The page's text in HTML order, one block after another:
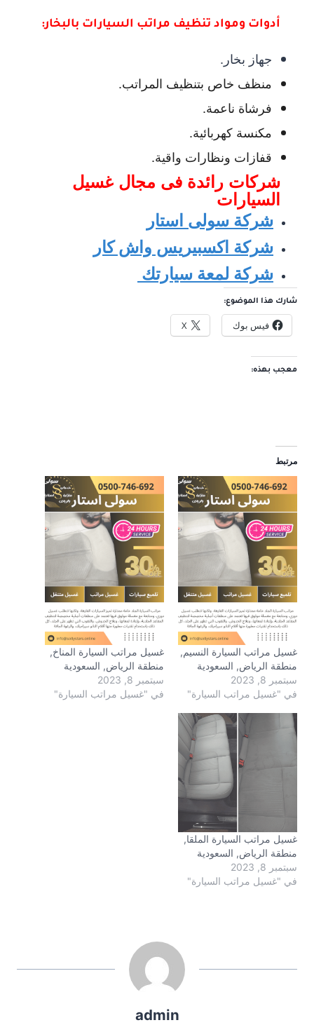
أدوات ومواد تنظيف مراتب السيارات بالبخار:
جهاز بخار.
منظف خاص بتنظيف المراتب.
فرشاة ناعمة.
مكنسة كهربائية.
قفازات ونظارات واقية.
شركات رائدة فى مجال غسيل
السيارات
شركة سولى استار
شركة اكسبيريس واش كار
شركة لمعة سيارتك
شارك هذا الموضوع:
فيس بوك X
معجب بهذه:
مرتبط
غسيل مراتب السيارة النسيم,
منطقة الرياض, السعودية
سبتمبر 8, 2023
في "غسيل مراتب السيارة"
غسيل مراتب السيارة المناخ,
منطقة الرياض, السعودية
سبتمبر 8, 2023
في "غسيل مراتب السيارة"
غسيل مراتب السيارة الملقا,
منطقة الرياض, السعودية
سبتمبر 8, 2023
في "غسيل مراتب السيارة"
admin